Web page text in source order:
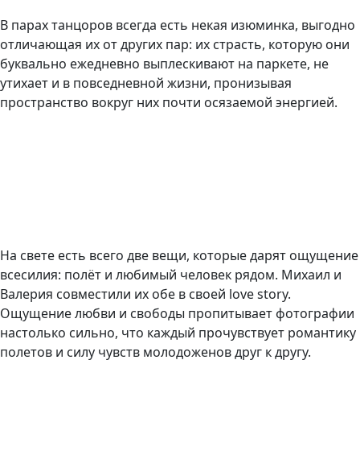
В парах танцоров всегда есть некая изюминка, выгодно
отличающая их от других пар: их страсть, которую они
буквально ежедневно выплескивают на паркете, не
утихает и в повседневной жизни, пронизывая
пространство вокруг них почти осязаемой энергией.
На свете есть всего две вещи, которые дарят ощущение
всесилия: полёт и любимый человек рядом. Михаил и
Валерия совместили их обе в своей love story.
Ощущение любви и свободы пропитывает фотографии
настолько сильно, что каждый прочувствует романтику
полетов и силу чувств молодоженов друг к другу.